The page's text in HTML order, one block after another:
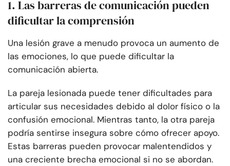
1. Las barreras de comunicación pueden
dificultar la comprensión
Una lesión grave a menudo provoca un aumento de
las emociones, lo que puede dificultar la
comunicación abierta.
La pareja lesionada puede tener dificultades para
articular sus necesidades debido al dolor físico o la
confusión emocional. Mientras tanto, la otra pareja
podría sentirse insegura sobre cómo ofrecer apoyo.
Estas barreras pueden provocar malentendidos y
una creciente brecha emocional si no se abordan.